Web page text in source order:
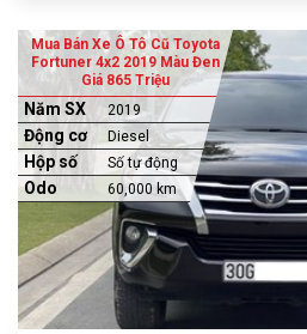
Mua Bán Xe Ô Tô Cũ Toyota
Fortuner 4x2 2019 Màu Đen
Giá 865 Triệu
Năm SX 2019
Động cơ Diesel
Hộp số Số tự động
Odo 60,000 km